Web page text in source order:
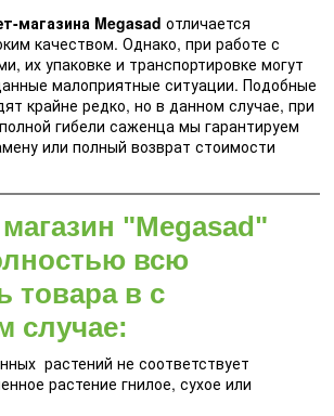
магазина Megasad отличается
качеством. Однако, при работе с
их упаковке и транспортировке могут
малоприятные ситуации. Подобные
крайне редко, но в данном случае, при
гибели саженца мы гарантируем
или полный возврат стоимости
"Megasad"
всю
товара в с
случае:
растений не соответствует
растение гнилое, сухое или